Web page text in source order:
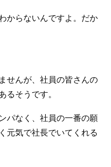
からないんですよ。だか
せんが、社員の皆さんの
るそうです。
パなく、社員の一番の願
元気で社長でいてくれる